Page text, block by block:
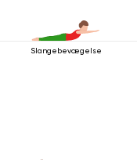
Slangebevægelse